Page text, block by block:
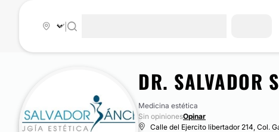
DR. SALVADOR
Medicina estética
Sin opinionesOpinar
Calle del Ejercito libertador 214, Col.